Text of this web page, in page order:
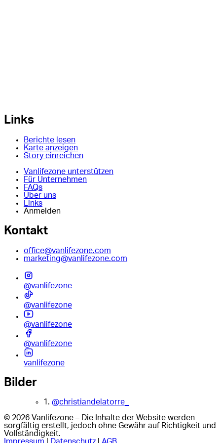
Links
Berichte lesen
Karte anzeigen
Story einreichen
Vanlifezone unterstützen
Für Unternehmen
FAQs
Über uns
Links
Anmelden
Kontakt
office@vanlifezone.com
marketing@vanlifezone.com
@vanlifezone
@vanlifezone
@vanlifezone
@vanlifezone
vanlifezone
Bilder
1. @christiandelatorre_
© 2026 Vanlifezone – Die Inhalte der Website werden
sorgfältig erstellt, jedoch ohne Gewähr auf Richtigkeit und
Vollständigkeit.